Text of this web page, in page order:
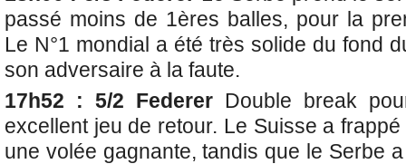
passé moins de 1ères balles, pour la
Le N°1 mondial a été très solide du fond
son adversaire à la faute.
17h52 : 5/2 Federer Double break
excellent jeu de retour. Le Suisse a
une volée gagnante, tandis que le Serbe